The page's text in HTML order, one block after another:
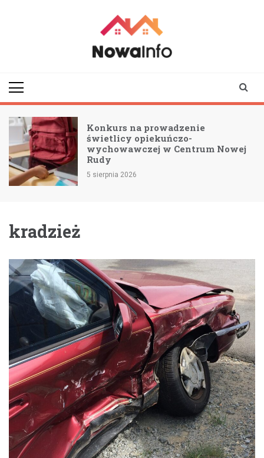
Konkurs na prowadzenie
świetlicy opiekuńczo-
wychowawczej w Centrum Nowej
Rudy
5 sierpnia 2026
kradzież